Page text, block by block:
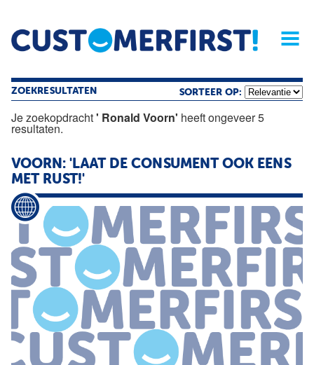
Home Opinie Archief
Magazine
ZOEKRESULTATEN SORTEER OP:
Je zoekopdracht' Ronald Voorn' heeft ongeveer 5
resultaten.
VOORN: 'LAAT DE CONSUMENT OOK EENS
MET RUST!'